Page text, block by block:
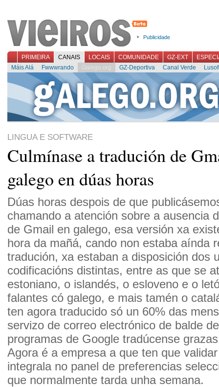
Publicidade
PRIMEIRA CANAIS LOCAIS COMUNIDADE GZ-EXT
Máis Alá
Fwwwrando Galego.org GZ-Deportiva Canal Verde
LINGUA E SOFTWARE
Culmínase a tradución de
galego en dúas horas
Dúas horas despois de que
chamando a atención sobre a ausencia
de Gmail en galego, esa versión xa
hora da mañá, cando non estaba aínda
tradución, xa estaban a disposición dos
codificacións distintas, entre as que se
estoniano, o islandés, o esloveno e o
falantes có galego, e mais tamén o
ten agora traducido só un 60% das
servizo de correo electrónico de balde
programas de Google tradúcense
Agora é a empresa a que ten que
integrala no panel de preferencias
que normalmente tarda unha semana.